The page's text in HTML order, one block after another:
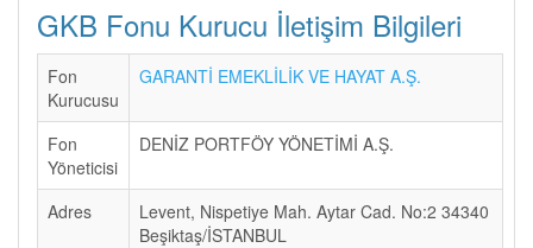
GKB Fonu Kurucu İletişim Bilgileri
Fon
Kurucusu
GARANTİ EMEKLİLİK VE HAYAT A.Ş.
Fon
Yöneticisi
DENİZ PORTFÖY YÖNETİMİ A.Ş.
Adres
Levent, Nispetiye Mah. Aytar Cad. No:2 34340
Beşiktaş/İSTANBUL